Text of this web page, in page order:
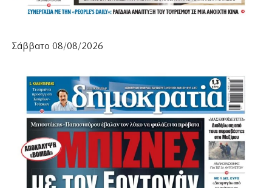
Σάββατο 08/08/2026